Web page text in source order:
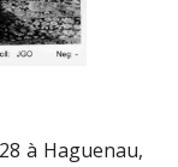
à Haguenau,